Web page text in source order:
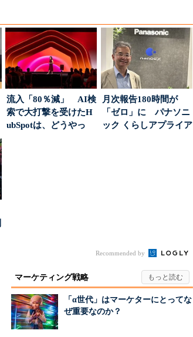
流入「80％減」 AI検
索で大打撃を受けたH
ubSpotは、どうやっ
月次報告180時間が
「ゼロ」に パナソニ
ック くらしアプライア
Recommended by
マーケティング戦略
「α世代」はマーケターにとってな
ぜ重要なのか？